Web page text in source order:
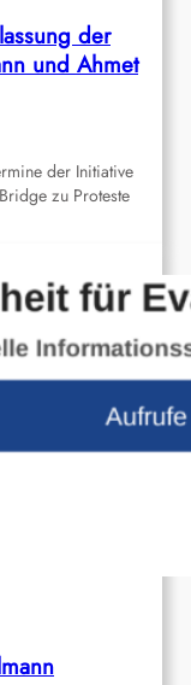
der
und Ahmet
der Initiative
zu Proteste